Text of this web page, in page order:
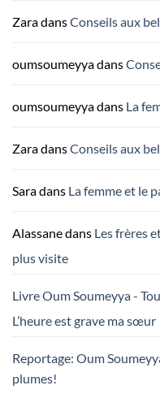
ZaradansConseils aux
oumsoumeyyadans
oumsoumeyyadans La
ZaradansConseils aux
Saradans La femme et le
Alassanedans Les frères
plus visite
Livre Oum Soumeyya -
L’heure est grave ma sœur
Reportage: Oum
plumes!